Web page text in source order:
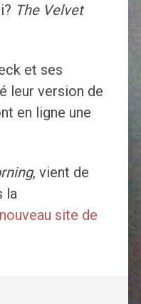
The Velvet
et ses
leur version de
en ligne une
, vient de
la
nouveau site de